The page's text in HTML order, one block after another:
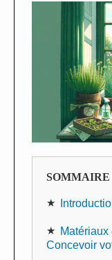
SOMMAIRE
Concevoir